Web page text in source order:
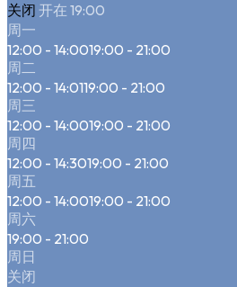
关闭 开在 19:00
周一
12:00 - 14:0019:00 - 21:00
周二
12:00 - 14:0119:00 - 21:00
周三
12:00 - 14:0019:00 - 21:00
周四
12:00 - 14:3019:00 - 21:00
周五
12:00 - 14:0019:00 - 21:00
周六
19:00 - 21:00
周日
关闭